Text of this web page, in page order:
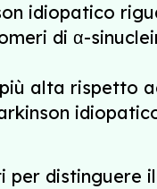
idiopatico
di α-
alta rispetto
per distinguere